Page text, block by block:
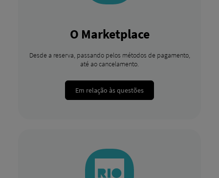
O Marketplace
Desde a reserva, passando pelos métodos de pagamento,
até ao cancelamento.
Em relação às questões